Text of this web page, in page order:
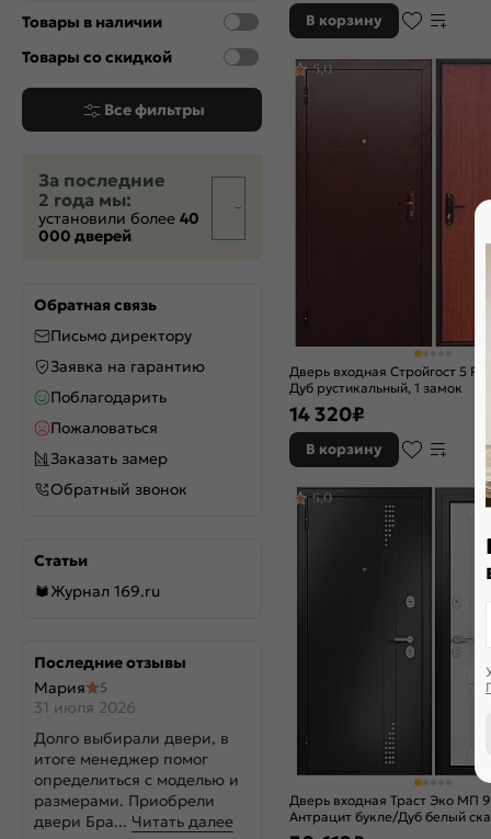
Оскуро
Светлый венге
Чёрный муар металлик
Шоколад букле
Эмаль капучино
Товары в наличии
Товары со скидкой
Все фильтры
За последние
2 года мы:
установили более 40
000 дверей
Обратная связь
Письмо директору
Заявка на гарантию
Поблагодарить
Пожаловаться
Заказать замер
Обратный звонок
Статьи
Журнал 169.ru
Последние отзывы
Мария
5
31 июля 2026
Долго выбирали двери, в
итоге менеджер помог
определиться с моделью и
размерами. Приобрели
двери Бра... Читать далее
В корзину
Дверь входная Стройгост 5
Дуб рустикальный, 1 замок
5,0
14 320₽
В корзину
Дверь входная Траст Эко МП
Антрацит букле/Дуб белый
2 замка
5,0